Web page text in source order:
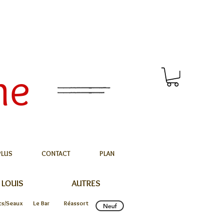
CONTACT PLAN
AUTRES
Seaux Le Bar Réassort Neuf